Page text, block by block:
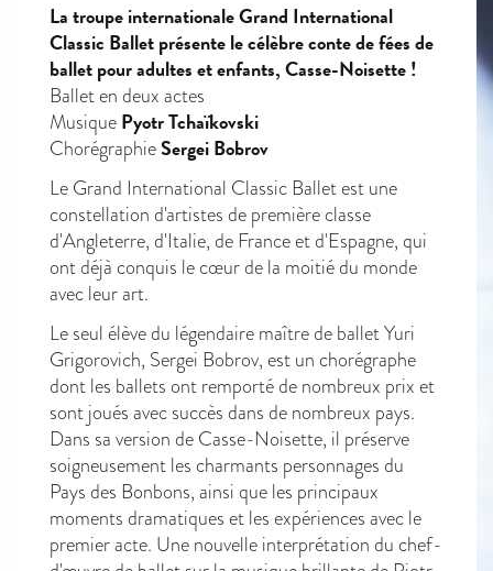
La troupe internationale Grand International
Classic Ballet présente le célèbre conte de fées de
ballet pour adultes et enfants, Casse-Noisette !
Ballet en deux actes
Musique Pyotr Tchaïkovski
ChorégraphieSergei Bobrov
Le Grand International Classic Ballet est une
constellation d'artistes de première classe
d'Angleterre, d'Italie, de France et d'Espagne, qui
ont déjà conquis le cœur de la moitié du monde
avec leur art.
Le seul élève du légendaire maître de ballet Yuri
Grigorovich, Sergei Bobrov, est un chorégraphe
dont les ballets ont remporté de nombreux prix et
sont joués avec succès dans de nombreux pays.
Dans sa version de Casse-Noisette, il préserve
soigneusement les charmants personnages du
Pays des Bonbons, ainsi que les principaux
moments dramatiques et les expériences avec le
premier acte. Une nouvelle interprétation du chef-